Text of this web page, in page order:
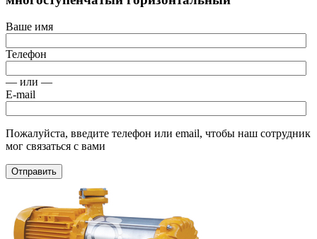
Ваше имя
Телефон
— или —
E-mail
Пожалуйста, введите телефон или email, чтобы наш сотрудник
мог связаться с вами
Отправить